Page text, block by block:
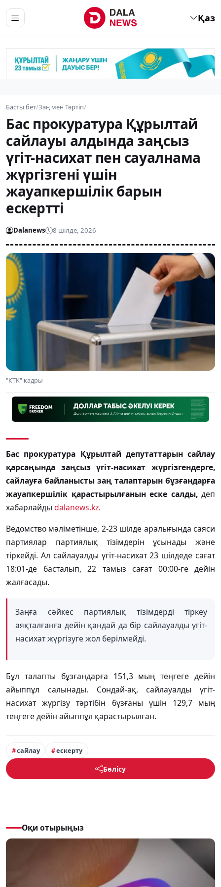
Қаз
Басты бет/Заң мен Тәртіп/
Бас прокуратура Құрылтай
сайлауы алдында заңсыз
үгіт-насихат пен сауалнама
жүргізгені үшін
жауапкершілік барын
ескертті
Dalanews 8 шілде, 2026
"КТК" кадры
Бас прокуратура Құрылтай депутаттарын сайлау
қарсаңында заңсыз үгіт-насихат жүргізгендерге,
сайлауға байланысты заң талаптарын бұзғандарға
жауапкершілік қарастырылғанын еске салды,деп
хабарлайды dalanews.kz.
Ведомство мәліметінше, 2-23 шілде аралығында саяси
партиялар партиялық тізімдерін ұсынады және
тіркейді. Ал сайлауалды үгіт-насихат 23 шілдеде сағат
18:01-де басталып, 22 тамыз сағат 00:00-ге дейін
жалғасады.
Заңға сәйкес партиялық тізімдерді тіркеу
аяқталғанға дейін қандай да бір сайлауалды үгіт-
насихат жүргізуге жол берілмейді.
Бұл талапты бұзғандарға 151,3 мың теңгеге дейін
айыппұл салынады. Сондай-ақ, сайлауалды үгіт-
насихат жүргізу тәртібін бұзғаны үшін 129,7 мың
теңгеге дейін айыппұл қарастырылған.
сайлау ескерту
Бөлісу
Оқи отырыңыз